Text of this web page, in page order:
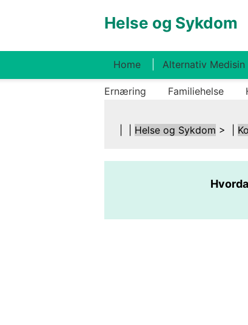
Helse og Sykdom
Home Alternativ Medisin
Ernæring Familiehelse
Helse og Sykdom > |